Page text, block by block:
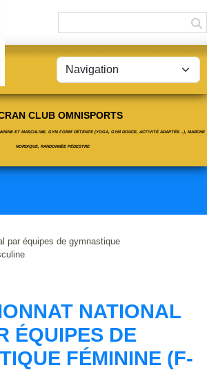
CLUB OMNISPORTS
ET MASCULINE, GYM FORM' DÉTENTE (YOGA, GYM DOUCE, ACTIVITÉ ADAPTÉE...), MARCHE
NORDIQUE, RANDONNÉE PÉDESTRE
par équipes de gymnastique
NATIONAL
ÉQUIPES DE
FÉMININE (F-